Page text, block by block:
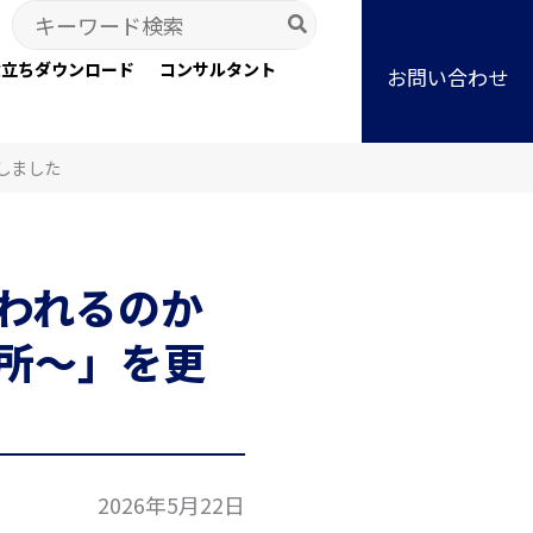
Search
for:
ちダウンロード コンサルタント お問い合わせ
ました
れるのか
～」を更
2026年5月22日